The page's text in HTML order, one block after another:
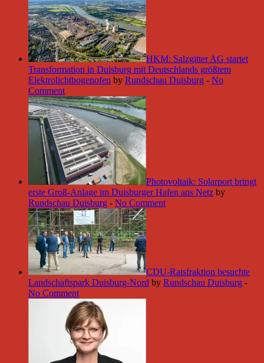
HKM: Salzgitter AG startet
Transformation in Duisburg mit Deutschlands größtem
Elektrolichtbogenofen by Rundschau Duisburg - No
Comment
Photovoltaik: Solarport bringt
erste Groß-Anlage im Duisburger Hafen ans Netz by
Rundschau Duisburg - No Comment
CDU-Ratsfraktion besuchte
Landschaftspark Duisburg-Nord by Rundschau Duisburg -
No Comment